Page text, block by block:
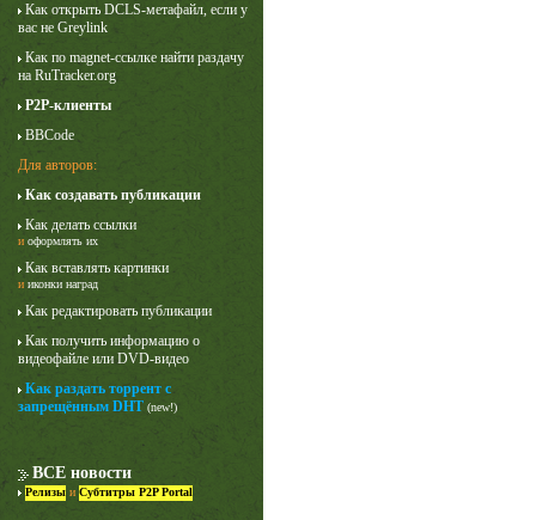
Как открыть DCLS-метафайл, если у
вас не Greylink
Как по magnet-ссылке найти раздачу
на RuTracker.org
P2P-клиенты
BBCode
Для авторов:
Как создавать публикации
Как делать ссылки
и оформлять их
Как вставлять картинки
и иконки наград
Как редактировать публикации
Как получить информацию о
видеофайле или DVD-видео
Как раздать торрент с
запрещённым DHT (new!)
ВСЕ новости
Релизы и Субтитры P2P Portal